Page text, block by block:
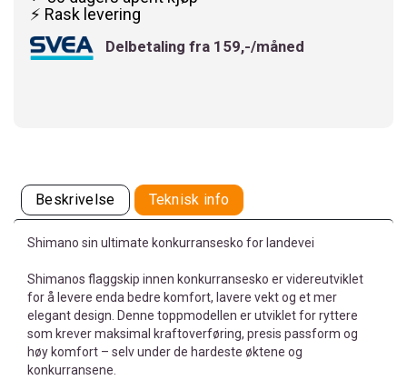
⚡ Rask levering
Delbetaling fra 159,-/måned
Beskrivelse Teknisk info
Shimano sin ultimate konkurransesko for landevei
Shimanos flaggskip innen konkurransesko er videreutviklet
for å levere enda bedre komfort, lavere vekt og et mer
elegant design. Denne toppmodellen er utviklet for ryttere
som krever maksimal kraftoverføring, presis passform og
høy komfort – selv under de hardeste øktene og
konkurransene.